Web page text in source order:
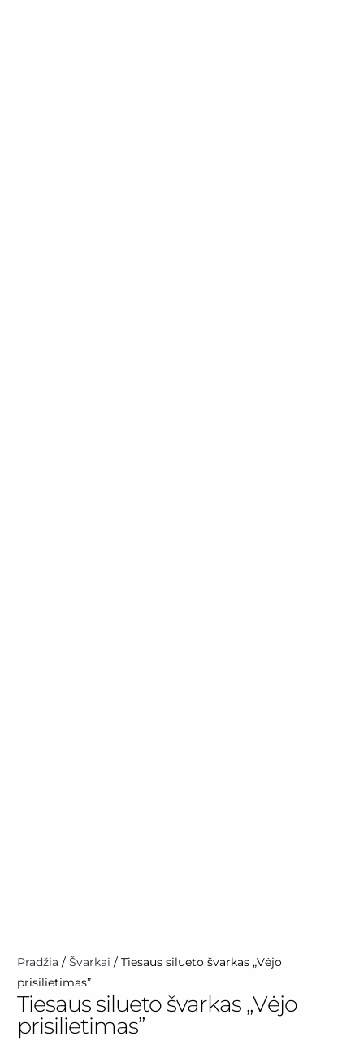
Pradžia /Švarkai / Tiesaus silueto švarkas „Vėjo
prisilietimas”
Tiesaus silueto švarkas „Vėjo
prisilietimas”
produkto
kiekis:
Tiesaus
silueto